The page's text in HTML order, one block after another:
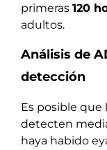
primeras 120
adultos.
Análisis de
detección
Es posible que
detecten
haya habido